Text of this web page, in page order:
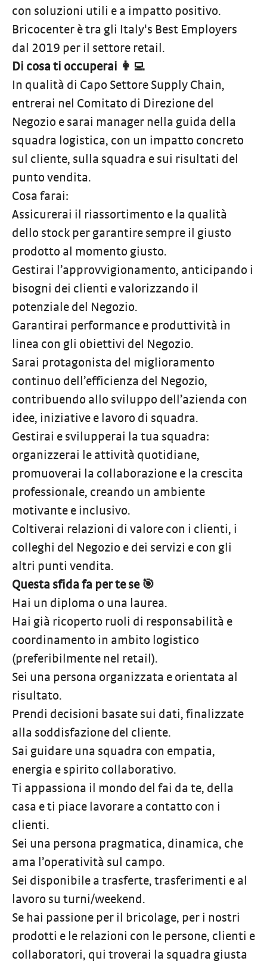
con soluzioni utili e a impatto positivo.
Bricocenter è tra gli Italy's Best Employers
dal 2019 per il settore retail.
Di cosa ti occuperai 👩‍💻
In qualità di Capo Settore Supply Chain,
entrerai nel Comitato di Direzione del
Negozio e sarai manager nella guida della
squadra logistica, con un impatto concreto
sul cliente, sulla squadra e sui risultati del
punto vendita.
Cosa farai:
Assicurerai il riassortimento e la qualità
dello stock per garantire sempre il giusto
prodotto al momento giusto.
Gestirai l’approvvigionamento, anticipando i
bisogni dei clienti e valorizzando il
potenziale del Negozio.
Garantirai performance e produttività in
linea con gli obiettivi del Negozio.
Sarai protagonista del miglioramento
continuo dell’efficienza del Negozio,
contribuendo allo sviluppo dell’azienda con
idee, iniziative e lavoro di squadra.
Gestirai e svilupperai la tua squadra:
organizzerai le attività quotidiane,
promuoverai la collaborazione e la crescita
professionale, creando un ambiente
motivante e inclusivo.
Coltiverai relazioni di valore con i clienti, i
colleghi del Negozio e dei servizi e con gli
altri punti vendita.
Questa sfida fa per te se 🎯
Hai un diploma o una laurea.
Hai già ricoperto ruoli di responsabilità e
coordinamento in ambito logistico
(preferibilmente nel retail).
Sei una persona organizzata e orientata al
risultato.
Prendi decisioni basate sui dati, finalizzate
alla soddisfazione del cliente.
Sai guidare una squadra con empatia,
energia e spirito collaborativo.
Ti appassiona il mondo del fai da te, della
casa e ti piace lavorare a contatto con i
clienti.
Sei una persona pragmatica, dinamica, che
ama l’operatività sul campo.
Sei disponibile a trasferte, trasferimenti e al
lavoro su turni/weekend.
Se hai passione per il bricolage, per i nostri
prodotti e le relazioni con le persone, clienti e
collaboratori, qui troverai la squadra giusta